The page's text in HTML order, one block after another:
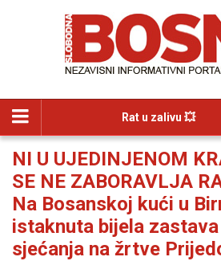
Rat u zalivu 💥
NI U UJEDINJENOM
SE NE ZABORAVLJA
Na Bosanskoj kući u
istaknuta bijela
sjećanja na žrtve